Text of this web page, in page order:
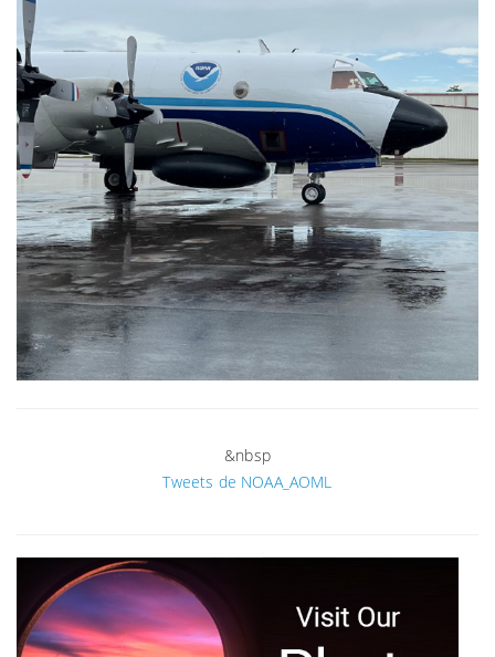
&nbsp
Tweets de NOAA_AOML